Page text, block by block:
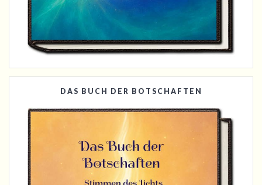
DAS BUCH DER BOTSCHAFTEN